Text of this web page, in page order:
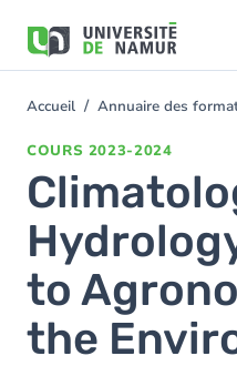
contenu
You
Accueil Annuaire des
COURS 2023-2024
to
the